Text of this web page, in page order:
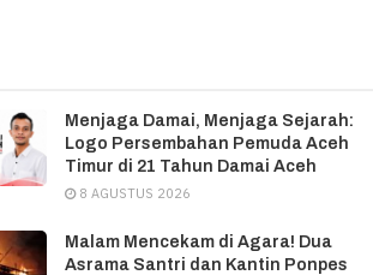
‎Menjaga Damai, Menjaga Sejarah:
Logo Persembahan Pemuda Aceh
Timur di 21 Tahun Damai Aceh
8 AGUSTUS 2026
Malam Mencekam di Agara! Dua
Asrama Santri dan Kantin Ponpes